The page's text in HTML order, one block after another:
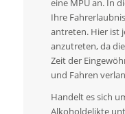
eine MPU an. In
Ihre
antreten. Hier ist
anzutreten, da
Zeit der
und Fahren
Handelt es sich
Alkoholdelikte